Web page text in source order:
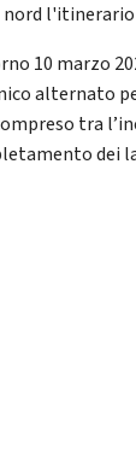
nord
10 marzo
alternato
tra
dei